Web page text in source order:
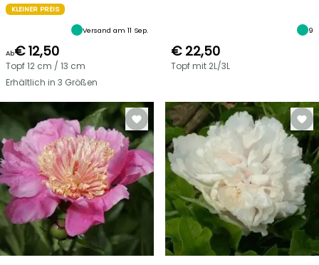
KLEINER PREIS
Versand am 11 Sep.
Ab€ 12,50
Topf 12 cm / 13 cm
Erhältlich in 3 Größen
9
€ 22,50
Topf mit 2L/3L